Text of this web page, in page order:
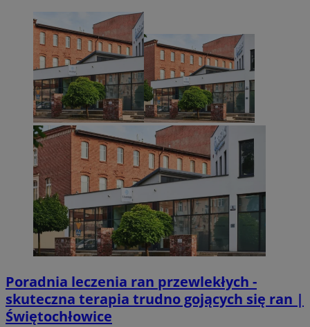
Poradnia leczenia ran przewlekłych -
skuteczna terapia trudno gojących się ran |
Świętochłowice